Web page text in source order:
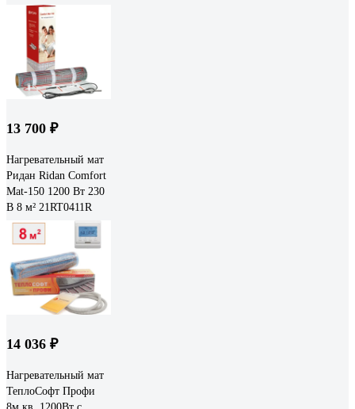
13 700 ₽
Нагревательный мат
Ридан Ridan Comfort
Mat-150 1200 Вт 230
В 8 м² 21RT0411R
14 036 ₽
Нагревательный мат
ТеплоСофт Профи